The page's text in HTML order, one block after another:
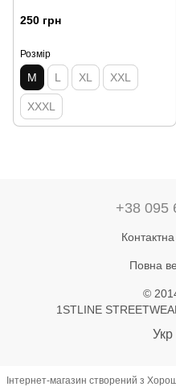
250 грн
Розмір
M L XL XXL
XXXL
+38 095
Повна
©
1STLINE
Укр
Інтернет-магазин створений з